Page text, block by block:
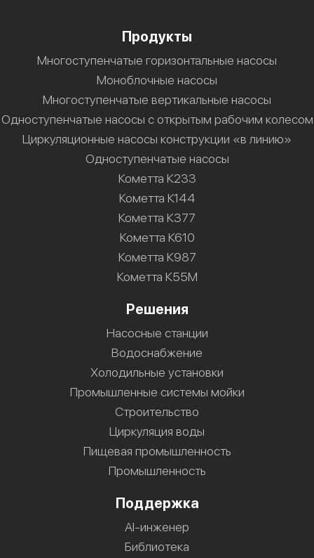
Продукты
Многоступенчатые горизонтальные насосы
Моноблочные насосы
Многоступенчатые вертикальные насосы
Одноступенчатые насосы с открытым рабочим колесом
Циркуляционные насосы конструкции «в линию»
Одноступенчатые насосы
Кометта К233
Кометта К144
Кометта К377
Кометта К610
Кометта К987
Кометта К55М
Решения
Насосные станции
Водоснабжение
Холодильные установки
Промышленные системы мойки
Строительство
Циркуляция воды
Пищевая промышленность
Промышленность
Поддержка
AI-инженер
Библиотека